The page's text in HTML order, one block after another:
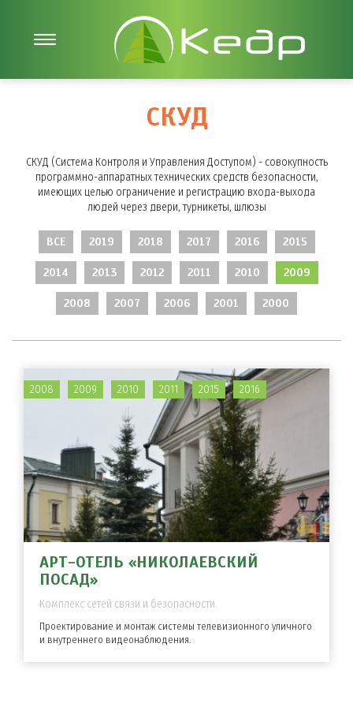
СКУД
СКУД (Система Контроля и Управления Доступом) - совокупность
программно-аппаратных технических средств безопасности,
имеющих целью ограничение и регистрацию входа-выхода
людей через двери, турникеты, шлюзы
ВСЕ 2019 2018 2017 2016 2015
2014 2013 2012 2011 2010 2009
2008 2007 2006 2001 2000
АРТ-ОТЕЛЬ «НИКОЛАЕВСКИЙ
ПОСАД»
Комплекс сетей связи и безопасности.
Проектирование и монтаж системы телевизионного уличного
и внутреннего видеонаблюдения.
2008 2009 2010 2011 2015 2016